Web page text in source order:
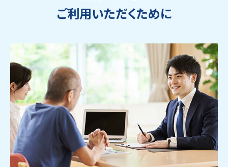
ウェブから1分
かんたん査定見積
フリーダイヤル
0120-1212-25
ご利用いただくために